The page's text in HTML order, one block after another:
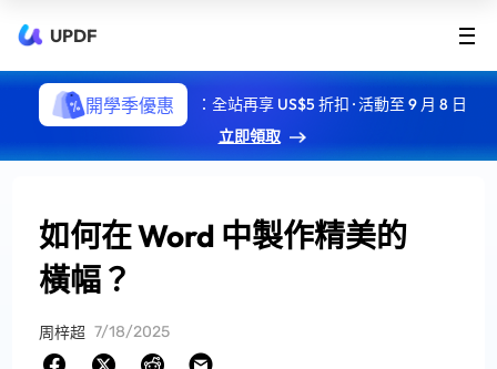
UPDF
開學季優惠
：全站再享 US$5 折扣 · 活動至 9 月 8 日
立即領取
如何在 Word 中製作精美的
橫幅？
周梓超 7/18/2025